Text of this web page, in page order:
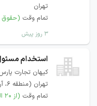
تهران
تمام وقت (حقوق
۳ روز پیش
استخدام
کیهان تجارت
تهران (منطقه ۶، آرژانتین)
تمام وقت (از ۲۰ الی ۲۵ میلیون)